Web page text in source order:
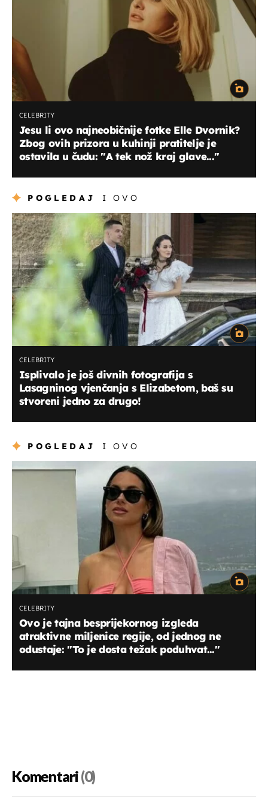
CELEBRITY
Jesu li ovo najneobičnije fotke Elle Dvornik?
Zbog ovih prizora u kuhinji pratitelje je
ostavila u čudu: "A tek nož kraj glave..."
POGLEDAJ I OVO
CELEBRITY
Isplivalo je još divnih fotografija s
Lasagninog vjenčanja s Elizabetom, baš su
stvoreni jedno za drugo!
POGLEDAJ I OVO
CELEBRITY
Ovo je tajna besprijekornog izgleda
atraktivne miljenice regije, od jednog ne
odustaje: "To je dosta težak poduhvat..."
Komentari(0)